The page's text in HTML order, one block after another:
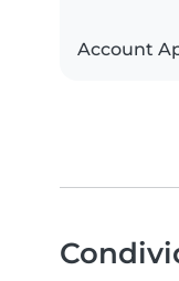
Account